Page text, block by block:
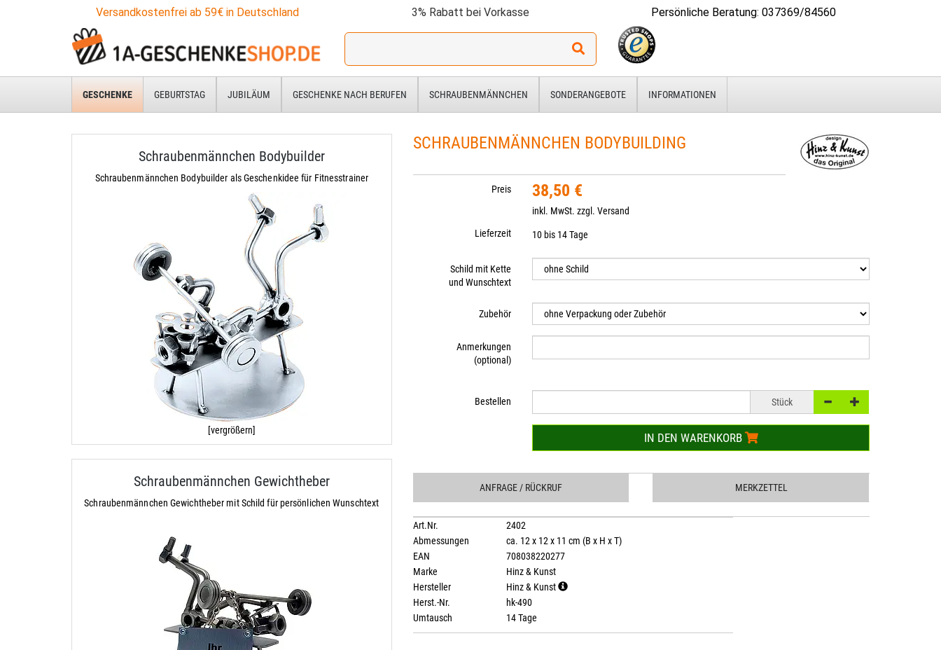
Versandkostenfrei ab 59€ in Deutschland 3% Rabatt bei Vorkasse Persönliche Beratung: 037369/84560
Ich
für:
GESCHENKE GEBURTSTAG JUBILÄUM GESCHENKE NACH BERUFEN SCHRAUBENMÄNNCHEN SONDERANGEBOTE INFORMATIONEN
Schraubenmännchen Bodybuilder
Schraubenmännchen Bodybuilder als Geschenkidee für Fitnesstrainer
[vergrößern]
Schraubenmännchen Gewichtheber
Schraubenmännchen Gewichtheber mit Schild für persönlichen Wunschtext
SCHRAUBENMÄNNCHEN BODYBUILDING
Preis 38,50 €
inkl. MwSt. zzgl.Versand
Lieferzeit
10 bis 14 Tage
Schild mit Kette
und Wunschtext
Zubehör
Anmerkungen
(optional)
Bestellen Stück
IN DEN WARENKORB
ANFRAGE / RÜCKRUF MERKZETTEL
Art.Nr.
2402
Abmessungen
ca. 12 x 12 x 11 cm (B x H x T)
EAN
708038220277
Marke
Hinz & Kunst
Hersteller
Hinz & Kunst
Herst.-Nr.
hk-490
Umtausch
14 Tage